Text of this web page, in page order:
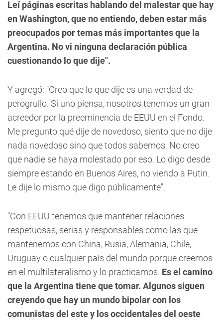
Leí páginas escritas hablando del malestar que hay
en Washington, que no entiendo, deben estar más
preocupados por temas más importantes que la
Argentina. No vi ninguna declaración pública
cuestionando lo que dije".
Y agregó: "Creo que lo que dije es una verdad de
perogrullo. Si uno piensa, nosotros tenemos un gran
acreedor por la preeminencia de EEUU en el Fondo.
Me pregunto qué dije de novedoso, siento que no dije
nada novedoso sino que todos sabemos. No creo
que nadie se haya molestado por eso. Lo digo desde
siempre estando en Buenos Aires, no viendo a Putin.
Le dije lo mismo que digo públicamente".
"Con EEUU tenemos que mantener relaciones
respetuosas, serias y responsables como las que
mantenemos con China, Rusia, Alemania, Chile,
Uruguay o cualquier país del mundo porque creemos
en el multilateralismo y lo practicamos. Es el camino
que la Argentina tiene que tomar. Algunos siguen
creyendo que hay un mundo bipolar con los
comunistas del este y los occidentales del oeste